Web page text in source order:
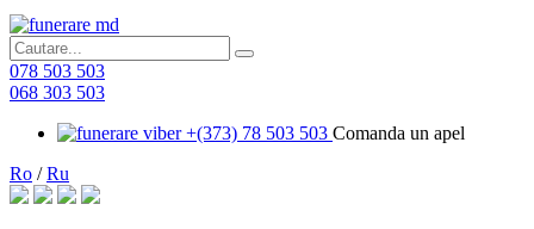
078 503 503
068 303 503
+(373) 78 503 503 Comanda un apel
Ro /Ru